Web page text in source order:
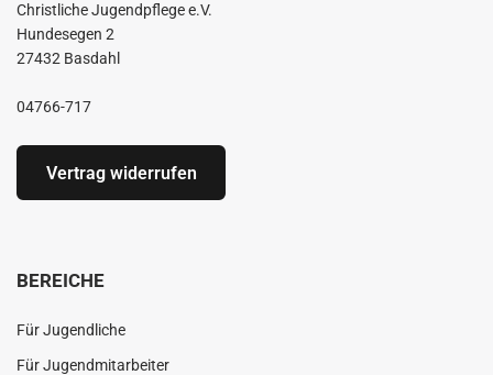
Christliche Jugendpflege e.V.
Hundesegen 2
27432 Basdahl
04766-717
Vertrag widerrufen
BEREICHE
Für Jugendliche
Für Jugendmitarbeiter